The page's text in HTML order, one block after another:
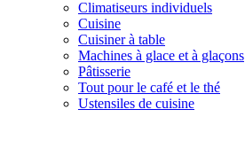
Climatiseurs individuels
Cuisine
Cuisiner à table
Machines à glace et à glaçons
Pâtisserie
Tout pour le café et le thé
Ustensiles de cuisine